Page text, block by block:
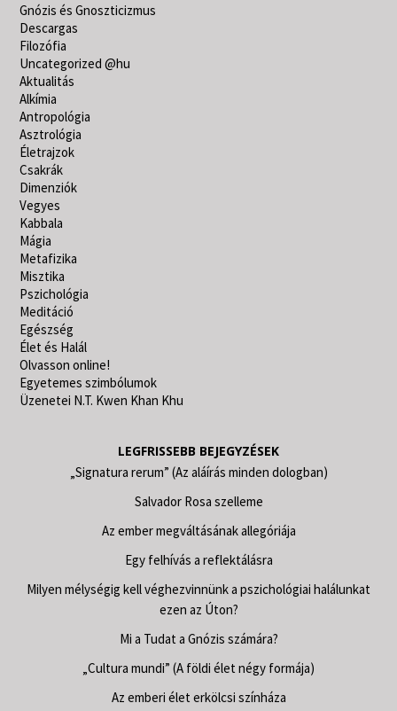
Gnózis és Gnoszticizmus
Descargas
Filozófia
Uncategorized @hu
Aktualitás
Alkímia
Antropológia
Asztrológia
Életrajzok
Csakrák
Dimenziók
Vegyes
Kabbala
Mágia
Metafizika
Misztika
Pszichológia
Meditáció
Egészség
Élet és Halál
Olvasson online!
Egyetemes szimbólumok
Üzenetei N.T. Kwen Khan Khu
LEGFRISSEBB BEJEGYZÉSEK
„Signatura rerum” (Az aláírás minden dologban)
Salvador Rosa szelleme
Az ember megváltásának allegóriája
Egy felhívás a reflektálásra
Milyen mélységig kell véghezvinnünk a pszichológiai halálunkat
ezen az Úton?
Mi a Tudat a Gnózis számára?
„Cultura mundi” (A földi élet négy formája)
Az emberi élet erkölcsi színháza